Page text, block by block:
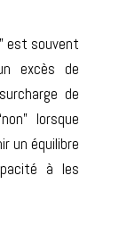
est souvent
excès de
de
lorsque
un équilibre
à les